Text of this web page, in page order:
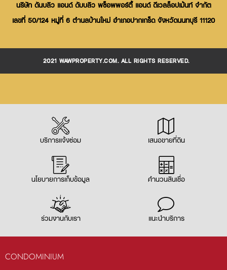
นริษัท ดันบลิว แอนด์ ดับบลิว พซ็อพพอร์ตี้ แอนด์ ดีเวลล็อปเม้นท์ จำกัต
เลขที่ 50/124 หมู่ที่ 6 ตำนลบ้านใหม่ อำเภอปากเกร็ด จังหวัดนนทบุรี 11120
©2021 WAWPROPERTY.COM. ALL RIGHTS RESERVED.
บริการแจ้งซ่อม เสนอขายที่ดิน
นโยบายการเก็บข้อมูล คำนวนสินเชื่อ
ร่วมงานกับเรา แนะนำบริการ
CONDOMINIUM